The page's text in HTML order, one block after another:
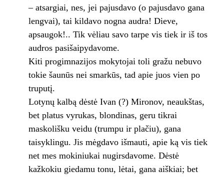
– atsargiai, nes, jei pajusdavo (o pajusdavo gana
lengvai), tai kildavo nogna audra! Dieve,
apsaugok!.. Tik vėliau savo tar­pe vis tiek ir iš tos
audros pasišaipydavome.
Kiti progimnazijos mokytojai toli gražu nebuvo
tokie šaunūs nei smarkūs, tad apie juos vien po
truputį.
Lotynų kalbą dėstė Ivan (?) Mironov, ne­aukštas,
bet platus vyrukas, blondinas, geru tikrai
maskolišku veidu (trumpu ir plačiu), gana
taisyklingu. Jis mėgdavo išmauti, apie ką vis tiek
net mes mokiniukai nugirsdavome. Dėstė
kažkokiu giedamu tonu, lėtai, gana aiš­kiai; bet